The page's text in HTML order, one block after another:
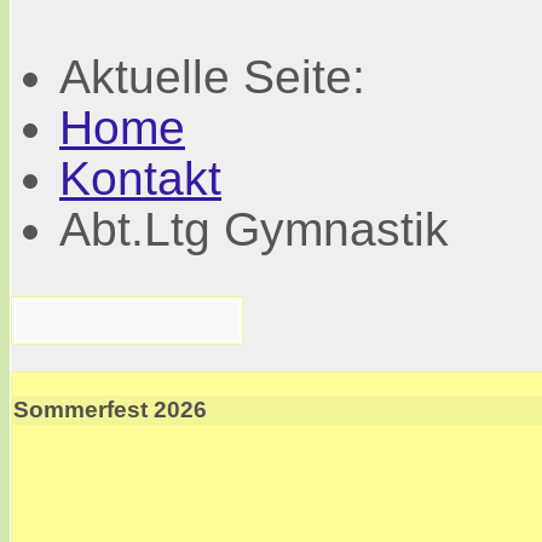
Aktuelle Seite:
Home
Kontakt
Abt.Ltg Gymnastik
Sommerfest 2026